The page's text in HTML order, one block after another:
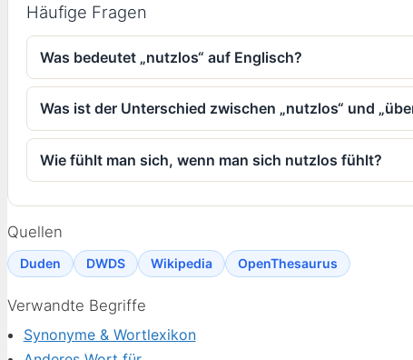
Häufige Fragen
Was bedeutet „nutzlos“ auf Englisch?
Was ist der Unterschied zwischen „nutzlos“ und
Wie fühlt man sich, wenn man sich nutzlos fühlt?
Quellen
Duden DWDS Wikipedia OpenThesaurus
Verwandte Begriffe
Synonyme & Wortlexikon